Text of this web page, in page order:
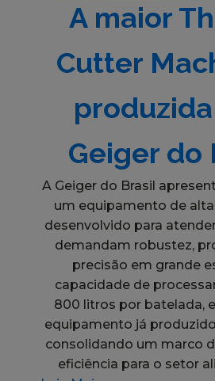
A maior
Cutter
Geiger do
A Geiger do Brasil
um equipamento de
desenvolvido para
demandam robustez,
precisão em grande
capacidade de
800 litros por batelada,
equipamento já
consolidando um marco
eficiência para o setor